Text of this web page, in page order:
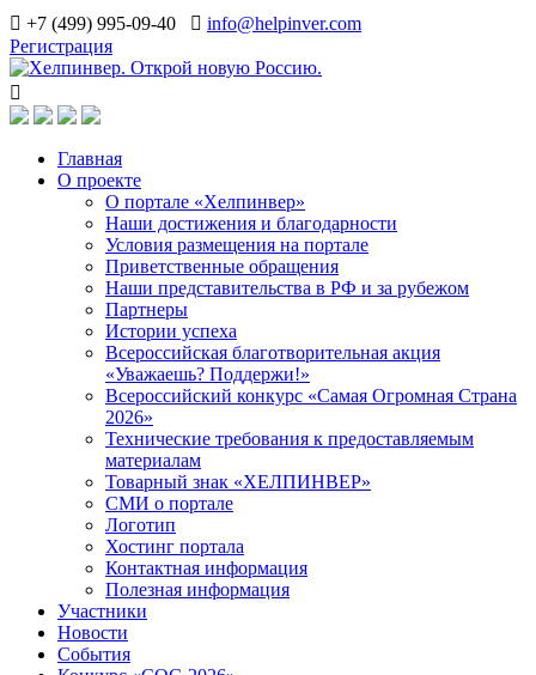
+7 (499) 995-09-40
info@helpinver.com
Регистрация
Главная
О проекте
О портале «Хелпинвер»
Наши достижения и благодарности
Условия размещения на портале
Приветственные обращения
Наши представительства в РФ и за рубежом
Партнеры
Истории успеха
Всероссийская благотворительная акция
«Уважаешь? Поддержи!»
Всероссийский конкурс «Самая Огромная Страна
2026»
Технические требования к предоставляемым
материалам
Товарный знак «ХЕЛПИНВЕР»
СМИ о портале
Логотип
Хостинг портала
Контактная информация
Полезная информация
Участники
Новости
События